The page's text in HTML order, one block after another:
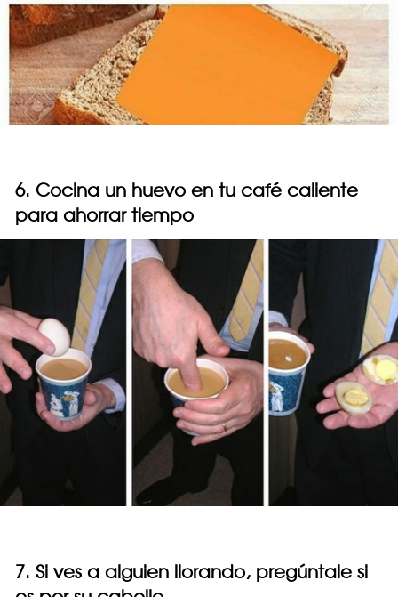
6. Cocina un huevo en tu café caliente
para ahorrar tiempo
7. Si ves a alguien llorando, pregúntale si